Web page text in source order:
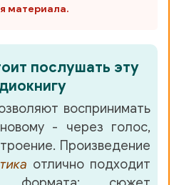
материала.
послушать эту
воспринимать
- через голос,
Произведение
отлично подходит